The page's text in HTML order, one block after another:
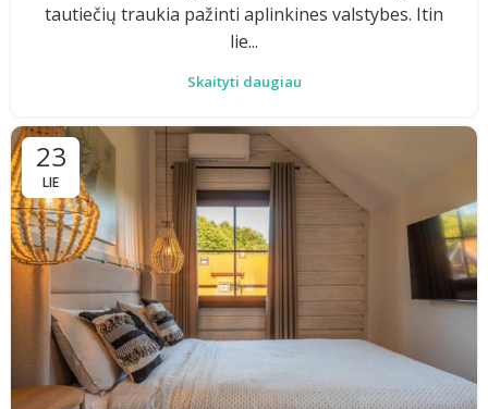
tautiečių traukia pažinti aplinkines valstybes. Itin
lie...
Skaityti daugiau
23
LIE